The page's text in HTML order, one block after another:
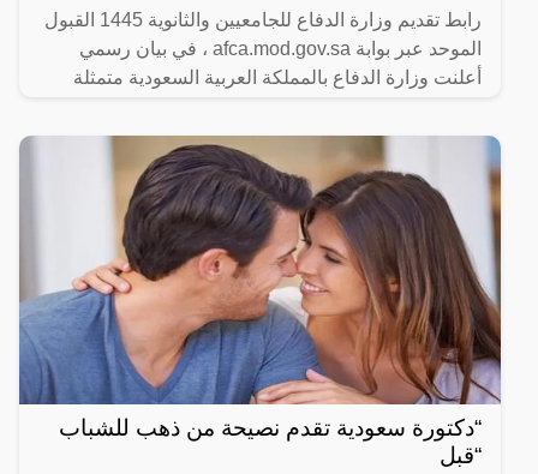
رابط تقديم وزارة الدفاع للجامعيين والثانوية 1445 القبول
الموحد عبر بوابة afca.mod.gov.sa ، في بيان رسمي
أعلنت وزارة الدفاع بالمملكة العربية السعودية متمثلة
“دكتورة سعودية تقدم نصيحة من ذهب للشباب
“قبل